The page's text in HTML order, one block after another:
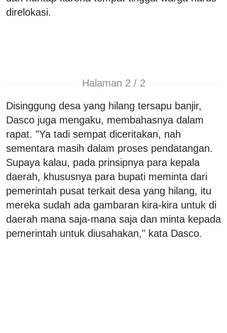
direlokasi.
Halaman 2 / 2
Disinggung desa yang hilang tersapu banjir,
Dasco juga mengaku, membahasnya dalam
rapat. "Ya tadi sempat diceritakan, nah
sementara masih dalam proses pendatangan.
Supaya kalau, pada prinsipnya para kepala
daerah, khususnya para bupati meminta dari
pemerintah pusat terkait desa yang hilang, itu
mereka sudah ada gambaran kira-kira untuk di
daerah mana saja-mana saja dan minta kepada
pemerintah untuk diusahakan," kata Dasco.